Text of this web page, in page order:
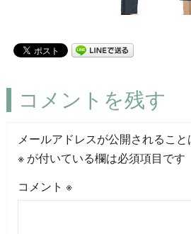
コメントを残す
メールアドレスが公開されること
※が付いている欄は必須項目です
コメント ※